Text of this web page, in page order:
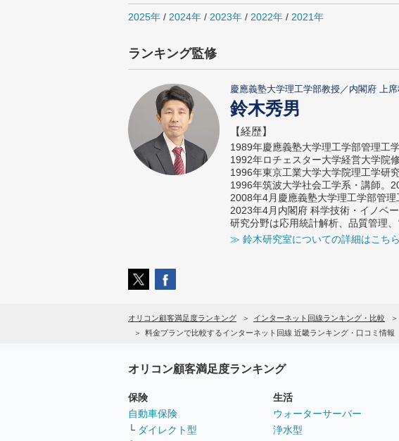
2025年 / 2024年 / 2023年 / 2022年 / 2021年
ランキング監修
慶應義塾大学理工学部教授／内閣府 上
鈴木秀男
【経歴】
1989年慶應義塾大学理工学部管理工学
1992年ロチェスター大学経営大学院
1996年東京工業大学大学院理工学研
1996年筑波大学社会工学系・講師。
2008年4月慶應義塾大学理工学部管
2023年4月内閣府 科学技術・イノベ
研究分野は応用統計解析、品質管理、
≫ 鈴木研究室についての詳細はこちら
オリコン顧客満足度ランキング インターネット回線ランキング・比較
料金プランで比較するインターネット回線 近畿ランキング・口コミ情報
オリコン顧客満足度ランキング
保険
自動車保険
└ ダイレクト型
生活
ウォーターサーバー
浄水型